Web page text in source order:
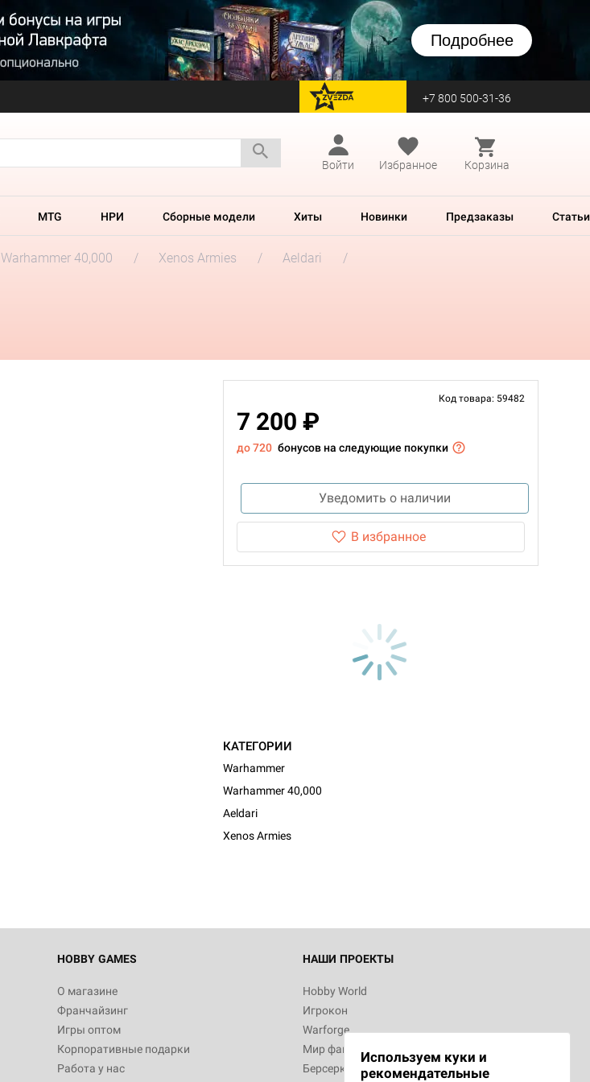
Подробнее
перейти на Zvezda +7 800 500-31-36
Войти
Избранное Корзина
MTG НРИ Сборные модели Хиты Новинки Предзаказы Статьи
Warhammer 40,000 Xenos Armies
Aeldari
Код товара: 59482
7 200 ₽
до 720 бонусов на следующие покупки
Уведомить о наличии
В избранное
КАТЕГОРИИ
Warhammer
Warhammer 40,000
Aeldari
Xenos Armies
HOBBY GAMES
О магазине
Франчайзинг
Игры оптом
Корпоративные подарки
Работа у нас
НАШИ ПРОЕКТЫ
Hobby World
Игрокон
Warforge
Мир фантастики
Берсерк
Используем куки и
рекомендательные